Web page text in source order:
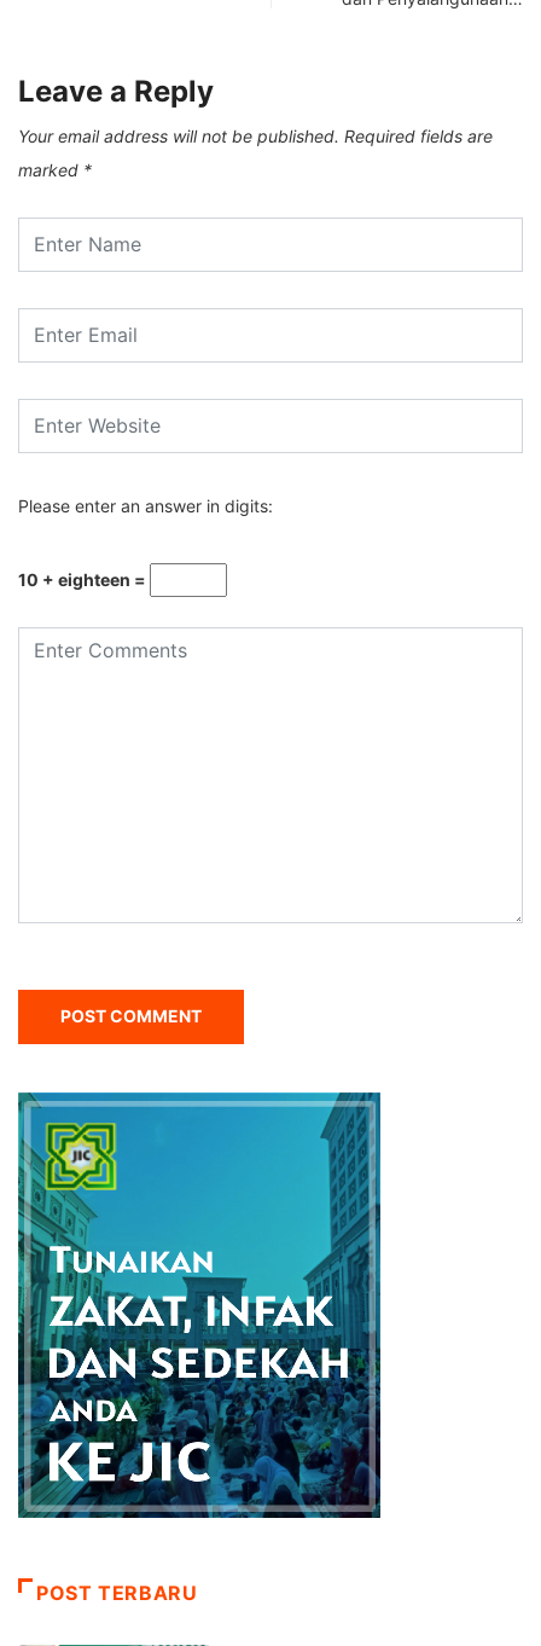
Leave a Reply
Your email address will not be published. Required fields are
marked *
Please enter an answer in digits:
10 + eighteen =
POST TERBARU